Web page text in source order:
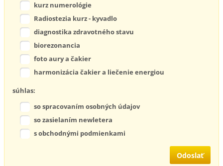
kurz numerológie
Radiostezia kurz - kyvadlo
diagnostika zdravotného stavu
biorezonancia
foto aury a čakier
harmonizácia čakier a liečenie energiou
súhlas:
so spracovaním osobných údajov
so zasielaním newletera
s obchodnými podmienkami